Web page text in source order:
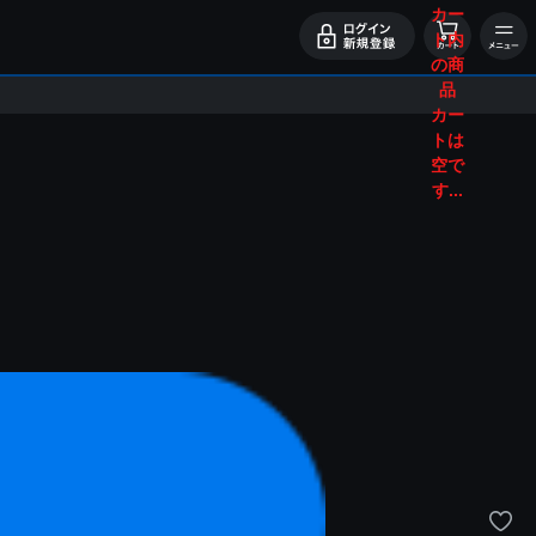
カー
ト内
の商
品
カー
トは
空で
す...